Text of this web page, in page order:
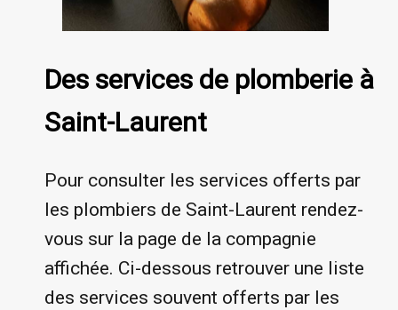
Des services de plomberie à
Saint-Laurent
Pour consulter les services offerts par
les plombiers de Saint-Laurent rendez-
vous sur la page de la compagnie
affichée. Ci-dessous retrouver une liste
des services souvent offerts par les